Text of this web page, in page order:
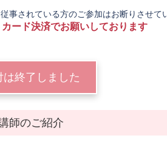
されている方のご参加はお断りさせて
ード決済でお願いしております
は終了しました
師のご紹介